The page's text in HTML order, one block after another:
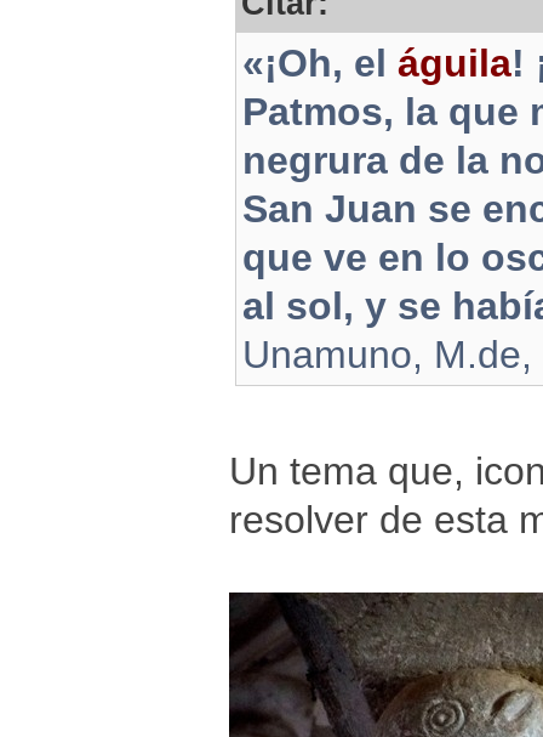
«¡Oh, el águila!
Patmos, la que
negrura de la
San Juan se
que ve en lo
al sol, y se
Unamuno,
Un tema que,
resolver de esta